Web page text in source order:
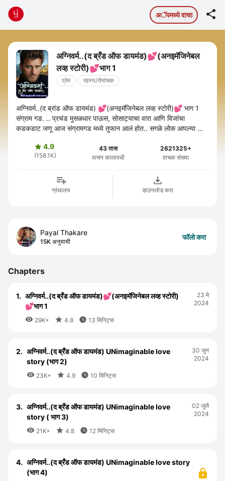
अॅपमध्ये वाचा 
अग्निवर्म..(द ब्रँड ऑफ डायमंड)💕(अनइमॅजिनेबल
लव्ह स्टोरी)💕भाग 1
प्रेम रहस्य/रोमांचक
अग्निवर्म..(द ब्रांड ऑफ डायमंड) 💕(अनइमॅजिनेबल लव्ह स्टोरी)💕 भाग 1
संग्राम गड. .. प्रचंड मुसळधार पाऊस, सोसाट्याचा वारा आणि विजांचा
कडकडाट जणू आज संग्रामगड मध्ये तुफान आलं होत.. सगळे लोक आपल्या ...
4.9
(158.1K)
43 तास
वाचन कालावधी
2621325+
वाचक संख्या
ग्रंथालय डाउनलोड करा
Payal Thakare
15K अनुयायी
फॉलो करा
Chapters
1. अग्निवर्म..(द ब्रँड ऑफ डायमंड)💕(अनइमॅजिनेबल लव्ह स्टोरी)
💕भाग 1
 29K+  4.8  13 मिनिट्स
23 मे
2024
2. अग्निवर्म..(द ब्रँड ऑफ डायमंड) UNimaginable love
story (भाग 2)
 23K+  4.9  10 मिनिट्स
30 जुन
2024
3. अग्निवर्म..(द ब्रँड ऑफ डायमंड) UNimaginable love
story ( भाग 3)
 21K+  4.8  12 मिनिट्स
02 जुलै
2024
4. अग्निवर्म..(द ब्रँड ऑफ डायमंड) UNimaginable love story
(भाग 4)